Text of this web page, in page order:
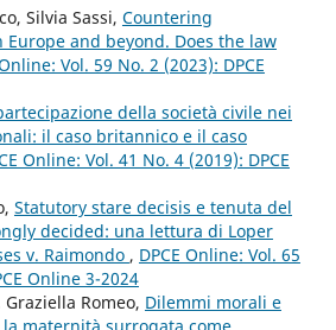
Silvia Sassi, Countering
and beyond. Does the law
Vol. 59 No. 2 (2023): DPCE
della società civile nei
il caso britannico e il caso
Online: Vol. 41 No. 4 (2019): DPCE
Statutory stare decisis e tenuta del
decided: una lettura di Loper
v. Raimondo , DPCE Online: Vol. 65
Online 3-2024
Romeo, Dilemmi morali e